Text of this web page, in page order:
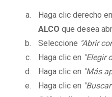
Haga clic derecho
ALCO que desea
Seleccione "Abrir
Haga clic en "Elegir
Haga clic en "Más
Haga clic en